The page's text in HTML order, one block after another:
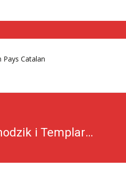
Pan Samochodzik i Templariusze